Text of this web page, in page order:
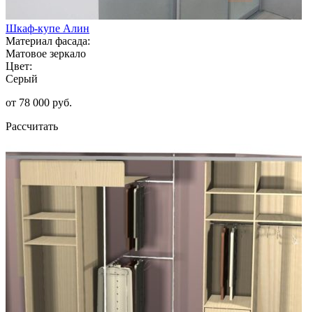
Шкаф-купе Алин
Материал фасада:
Матовое зеркало
Цвет:
Серый
от 78 000 руб.
Рассчитать